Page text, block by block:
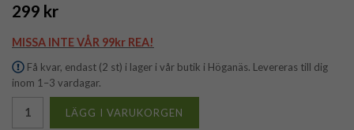
299 kr
MISSA INTE VÅR 99kr REA!
Få kvar, endast (2 st) i lager i vår butik i Höganäs. Levereras till dig
inom 1–3 vardagar.
LÄGG I VARUKORGEN